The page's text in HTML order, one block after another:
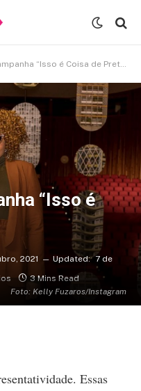
“Isso é Coisa de Preta”
Foto: Kelly Fuzaros/Instagram
“Isso é
2021 Updated: 7 de
3 Mins Read
Essas